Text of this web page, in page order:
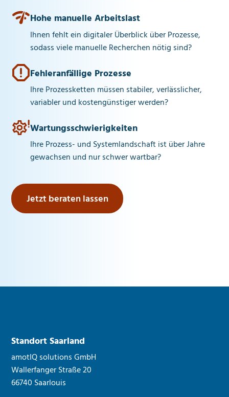
Hohe manuelle Arbeitslast
Ihnen fehlt ein digitaler Überblick über Prozesse,
sodass viele manuelle Recherchen nötig sind?
Fehleranfällige Prozesse
Ihre Prozessketten müssen stabiler, verlässlicher,
variabler und kostengünstiger werden?
Wartungsschwierigkeiten
Ihre Prozess- und Systemlandschaft ist über Jahre
gewachsen und nur schwer wartbar?
Jetzt beraten lassen
Standort Saarland
amotIQ solutions GmbH
Wallerfanger Straße 20
66740 Saarlouis